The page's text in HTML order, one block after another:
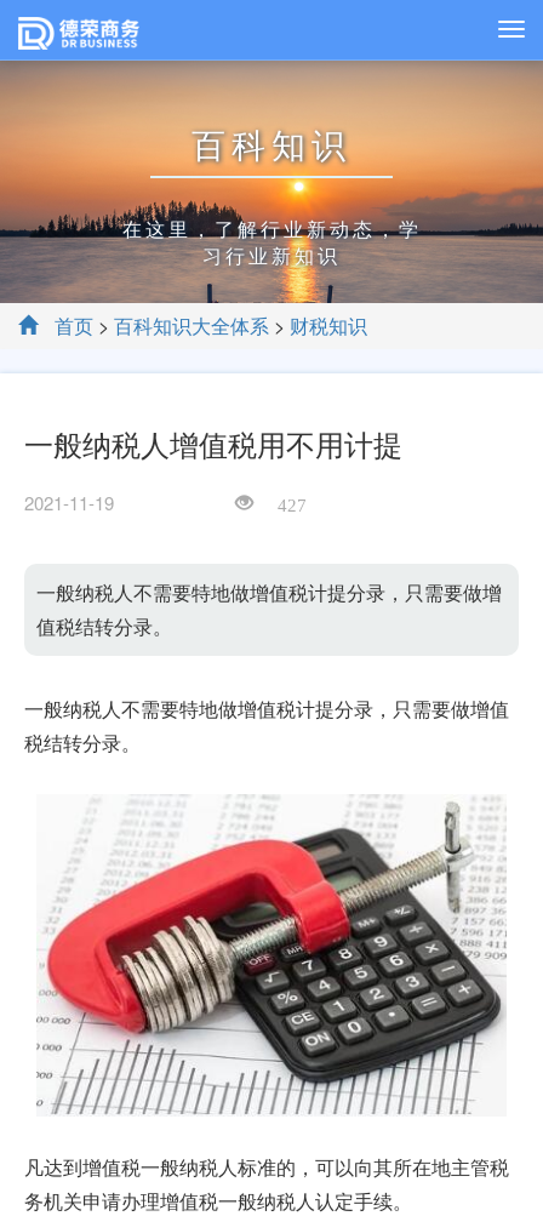
百科知识
在这里，了解行业新动态，学
习行业新知识
首页 > 百科知识大全体系 > 财税知识
一般纳税人增值税用不用计提
2021-11-19 427
一般纳税人不需要特地做增值税计提分录，只需要做增
值税结转分录。
一般纳税人不需要特地做增值税计提分录，只需要做增值
税结转分录。
凡达到增值税一般纳税人标准的，可以向其所在地主管税
务机关申请办理增值税一般纳税人认定手续。